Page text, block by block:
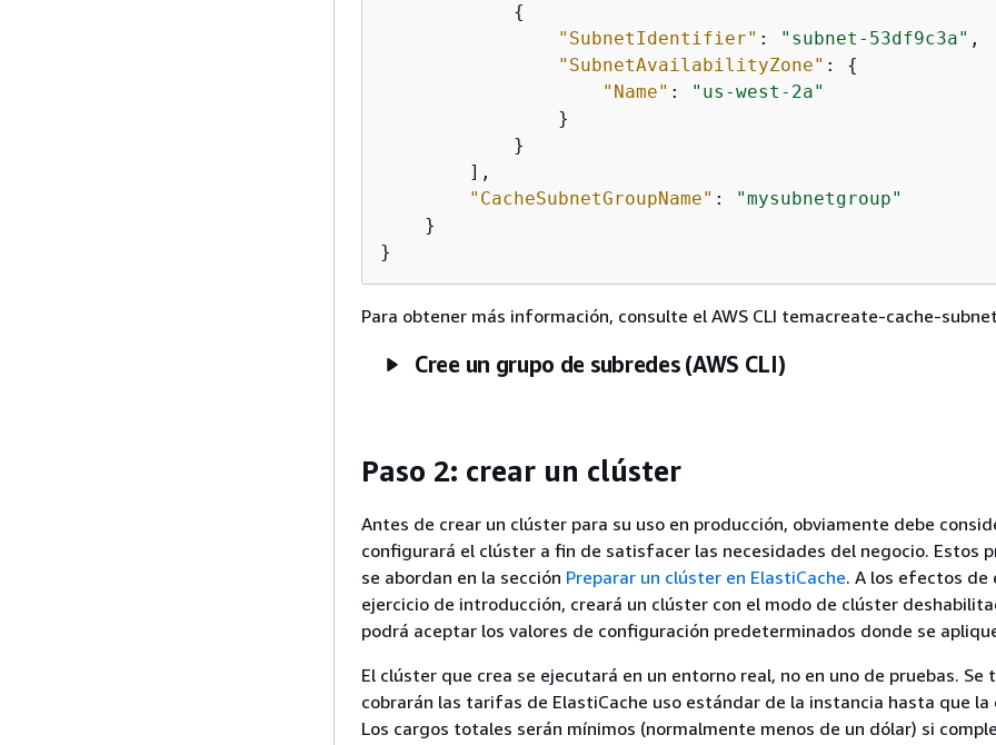
{
"SubnetIdentifier" : "subnet-53df9c3a" ,
"SubnetAvailabilityZone" : {
"Name" :
"us-west-2a"
                }
            }
        ],
"CacheSubnetGroupName" :
"mysubnetgroup"
    }
}
Para obtener más información, consulte el AWS CLI temacreate-cache-
Cree un grupo de subredes (AWS CLI)
Paso 2: crear un clúster
Antes de crear un clúster para su uso en producción, obviamente debe
configurará el clúster a fin de satisfacer las necesidades del negocio. Estos
se abordan en la sección Preparar un clúster en ElastiCache. A los efectos de
ejercicio de introducción, creará un clúster con el modo de clúster
podrá aceptar los valores de configuración predeterminados donde se
El clúster que crea se ejecutará en un entorno real, no en uno de pruebas. Se
cobrarán las tarifas de ElastiCache uso estándar de la instancia hasta que la
Los cargos totales serán mínimos (normalmente menos de un dólar) si